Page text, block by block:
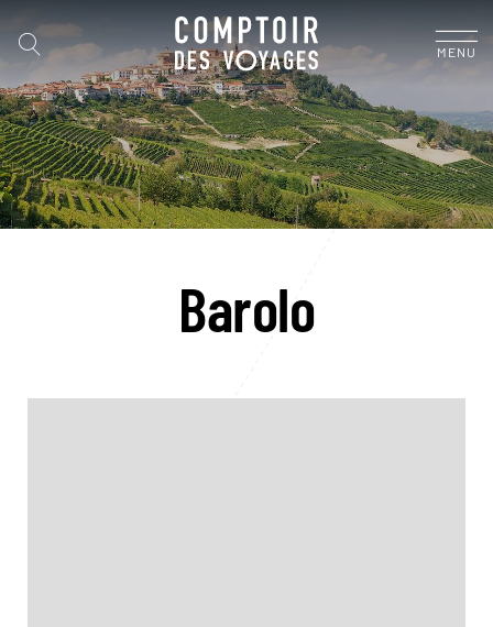
MENU
Barolo